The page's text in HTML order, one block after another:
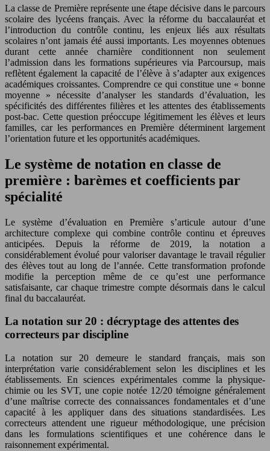
La classe de Première représente une étape décisive dans le parcours
scolaire des lycéens français. Avec la réforme du baccalauréat et
l’introduction du contrôle continu, les enjeux liés aux résultats
scolaires n’ont jamais été aussi importants. Les moyennes obtenues
durant cette année charnière conditionnent non seulement
l’admission dans les formations supérieures via Parcoursup, mais
reflètent également la capacité de l’élève à s’adapter aux exigences
académiques croissantes. Comprendre ce qui constitue une « bonne
moyenne » nécessite d’analyser les standards d’évaluation, les
spécificités des différentes filières et les attentes des établissements
post-bac. Cette question préoccupe légitimement les élèves et leurs
familles, car les performances en Première déterminent largement
l’orientation future et les opportunités académiques.
Le système de notation en classe de
première : barèmes et coefficients par
spécialité
Le système d’évaluation en Première s’articule autour d’une
architecture complexe qui combine contrôle continu et épreuves
anticipées. Depuis la réforme de 2019, la notation a
considérablement évolué pour valoriser davantage le travail régulier
des élèves tout au long de l’année. Cette transformation profonde
modifie la perception même de ce qu’est une performance
satisfaisante, car chaque trimestre compte désormais dans le calcul
final du baccalauréat.
La notation sur 20 : décryptage des attentes des
correcteurs par discipline
La notation sur 20 demeure le standard français, mais son
interprétation varie considérablement selon les disciplines et les
établissements. En sciences expérimentales comme la physique-
chimie ou les SVT, une copie notée 12/20 témoigne généralement
d’une maîtrise correcte des connaissances fondamentales et d’une
capacité à les appliquer dans des situations standardisées. Les
correcteurs attendent une rigueur méthodologique, une précision
dans les formulations scientifiques et une cohérence dans le
raisonnement expérimental.